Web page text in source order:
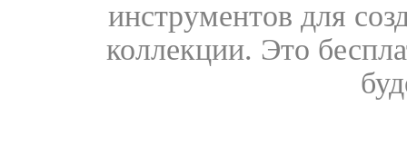
инструментов для
коллекции. Это